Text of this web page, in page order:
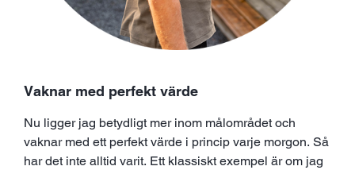
Vaknar med perfekt värde
Nu ligger jag betydligt mer inom målområdet och
vaknar med ett perfekt värde i princip varje morgon. Så
har det inte alltid varit. Ett klassiskt exempel är om jag